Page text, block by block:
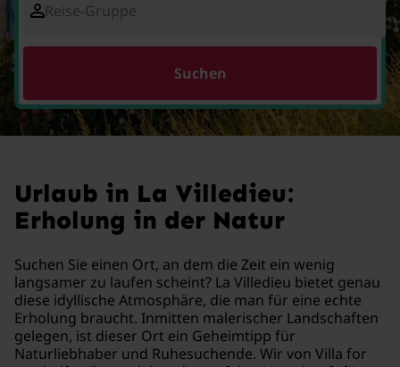
Reise-Gruppe
Suchen
Urlaub in La Villedieu:
Erholung in der Natur
Suchen Sie einen Ort, an dem die Zeit ein wenig
langsamer zu laufen scheint? La Villedieu bietet genau
diese idyllische Atmosphäre, die man für eine echte
Erholung braucht. Inmitten malerischer Landschaften
gelegen, ist dieser Ort ein Geheimtipp für
Naturliebhaber und Ruhesuchende. Wir von Villa for